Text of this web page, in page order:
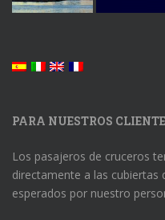
PARA NUESTROS
Los pasajeros de cruceros
directamente a las cubiertas
esperados por nuestro